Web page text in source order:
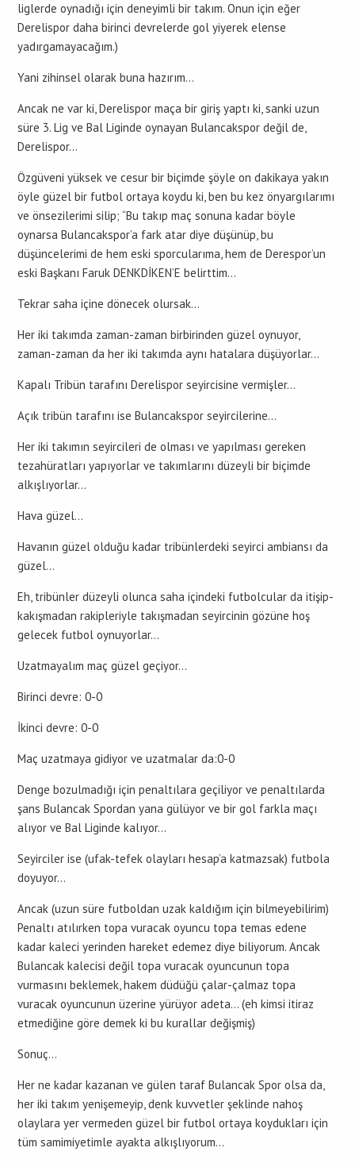
liglerde oynadığı için deneyimli bir takım. Onun için eğer
Derelispor daha birinci devrelerde gol yiyerek elense
yadırgamayacağım.)
Yani zihinsel olarak buna hazırım…
Ancak ne var ki, Derelispor maça bir giriş yaptı ki, sanki uzun
süre 3. Lig ve Bal Liginde oynayan Bulancakspor değil de,
Derelispor…
Özgüveni yüksek ve cesur bir biçimde şöyle on dakikaya yakın
öyle güzel bir futbol ortaya koydu ki, ben bu kez önyargılarımı
ve önsezilerimi silip; “Bu takıp maç sonuna kadar böyle
oynarsa Bulancakspor’a fark atar diye düşünüp, bu
düşüncelerimi de hem eski sporcularıma, hem de Derespor’un
eski Başkanı Faruk DENKDİKEN’E belirttim…
Tekrar saha içine dönecek olursak…
Her iki takımda zaman-zaman birbirinden güzel oynuyor,
zaman-zaman da her iki takımda aynı hatalara düşüyorlar…
Kapalı Tribün tarafını Derelispor seyircisine vermişler…
Açık tribün tarafını ise Bulancakspor seyircilerine…
Her iki takımın seyircileri de olması ve yapılması gereken
tezahüratları yapıyorlar ve takımlarını düzeyli bir biçimde
alkışlıyorlar…
Hava güzel…
Havanın güzel olduğu kadar tribünlerdeki seyirci ambiansı da
güzel…
Eh, tribünler düzeyli olunca saha içindeki futbolcular da itişip-
kakışmadan rakipleriyle takışmadan seyircinin gözüne hoş
gelecek futbol oynuyorlar…
Uzatmayalım maç güzel geçiyor…
Birinci devre: 0-0
İkinci devre: 0-0
Maç uzatmaya gidiyor ve uzatmalar da:0-0
Denge bozulmadığı için penaltılara geçiliyor ve penaltılarda
şans Bulancak Spordan yana gülüyor ve bir gol farkla maçı
alıyor ve Bal Liginde kalıyor…
Seyirciler ise (ufak-tefek olayları hesap’a katmazsak) futbola
doyuyor…
Ancak (uzun süre futboldan uzak kaldığım için bilmeyebilirim)
Penaltı atılırken topa vuracak oyuncu topa temas edene
kadar kaleci yerinden hareket edemez diye biliyorum. Ancak
Bulancak kalecisi değil topa vuracak oyuncunun topa
vurmasını beklemek, hakem düdüğü çalar-çalmaz topa
vuracak oyuncunun üzerine yürüyor adeta… (eh kimsi itiraz
etmediğine göre demek ki bu kurallar değişmiş)
Sonuç…
Her ne kadar kazanan ve gülen taraf Bulancak Spor olsa da,
her iki takım yenişemeyip, denk kuvvetler şeklinde nahoş
olaylara yer vermeden güzel bir futbol ortaya koydukları için
tüm samimiyetimle ayakta alkışlıyorum…